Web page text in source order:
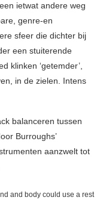
een ietwat andere weg
genre-en
sfeer die dichter bij
een stuiterende
klinken ‘getemder’,
in de zielen. Intens
balanceren tussen
Burroughs’
aanzwelt tot
and body could use a rest